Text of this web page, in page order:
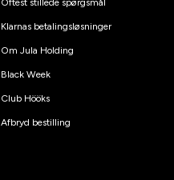
Oftest stillede spørgsmål
Klarnas betalingsløsninger
Om Jula Holding
Black Week
Club Hööks
Afbryd bestilling